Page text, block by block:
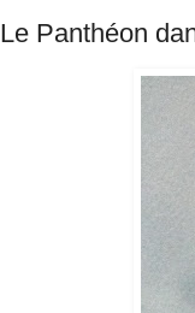
Le Panthéon